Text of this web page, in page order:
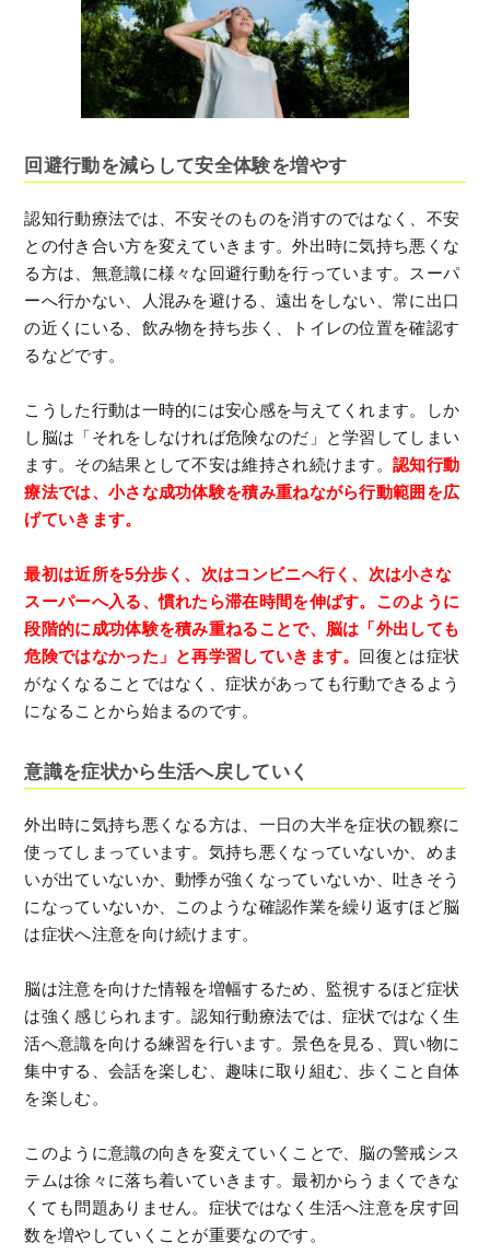
回避行動を減らして安全体験を増やす
認知行動療法では、不安そのものを消すのではなく、不安
との付き合い方を変えていきます。外出時に気持ち悪くな
る方は、無意識に様々な回避行動を行っています。スーパ
ーへ行かない、人混みを避ける、遠出をしない、常に出口
の近くにいる、飲み物を持ち歩く、トイレの位置を確認す
るなどです。
こうした行動は一時的には安心感を与えてくれます。しか
し脳は「それをしなければ危険なのだ」と学習してしまい
ます。その結果として不安は維持され続けます。認知行動
療法では、小さな成功体験を積み重ねながら行動範囲を広
げていきます。
最初は近所を5分歩く、次はコンビニへ行く、次は小さな
スーパーへ入る、慣れたら滞在時間を伸ばす。このように
段階的に成功体験を積み重ねることで、脳は「外出しても
危険ではなかった」と再学習していきます。 回復とは症状
がなくなることではなく、症状があっても行動できるよう
になることから始まるのです。
意識を症状から生活へ戻していく
外出時に気持ち悪くなる方は、一日の大半を症状の観察に
使ってしまっています。気持ち悪くなっていないか、めま
いが出ていないか、動悸が強くなっていないか、吐きそう
になっていないか、このような確認作業を繰り返すほど脳
は症状へ注意を向け続けます。
脳は注意を向けた情報を増幅するため、監視するほど症状
は強く感じられます。認知行動療法では、症状ではなく生
活へ意識を向ける練習を行います。景色を見る、買い物に
集中する、会話を楽しむ、趣味に取り組む、歩くこと自体
を楽しむ。
このように意識の向きを変えていくことで、脳の警戒シス
テムは徐々に落ち着いていきます。最初からうまくできな
くても問題ありません。症状ではなく生活へ注意を戻す回
数を増やしていくことが重要なのです。